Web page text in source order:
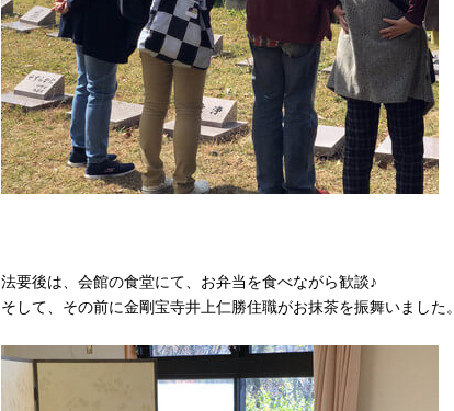
法要後は、会館の食堂にて、お弁当を食べながら歓談♪
そして、その前に金剛宝寺井上仁勝住職がお抹茶を振舞いました。